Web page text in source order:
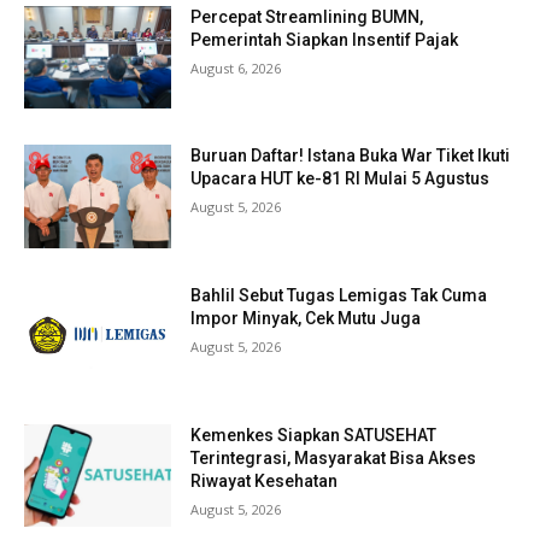
Percepat Streamlining BUMN,
Pemerintah Siapkan Insentif Pajak
August 6, 2026
Buruan Daftar! Istana Buka War Tiket Ikuti
Upacara HUT ke-81 RI Mulai 5 Agustus
August 5, 2026
Bahlil Sebut Tugas Lemigas Tak Cuma
Impor Minyak, Cek Mutu Juga
August 5, 2026
Kemenkes Siapkan SATUSEHAT
Terintegrasi, Masyarakat Bisa Akses
Riwayat Kesehatan
August 5, 2026